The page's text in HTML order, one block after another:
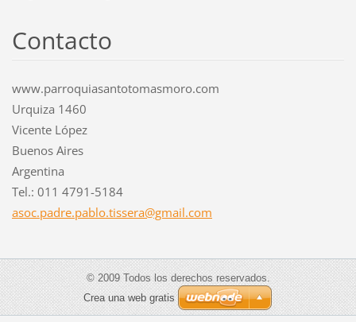
Contacto
www.parroquiasantotomasmoro.com
Urquiza 1460
Vicente López
Buenos Aires
Argentina
Tel.: 011 4791-5184
asoc.padre.pablo.tissera@gmail.com
© 2009 Todos los derechos reservados.
Crea una web gratis